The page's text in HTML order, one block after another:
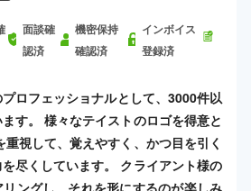
面談確
認済
機密保持
確認済
インボイス
登録済
ロフェッショナルとして、3000件以
す。 様々なテイストのロゴを得意と
重視して、覚えやすく、かつ目を引く
尽くしています。 クライアント様の
ングし、それを形にするのが楽しみ